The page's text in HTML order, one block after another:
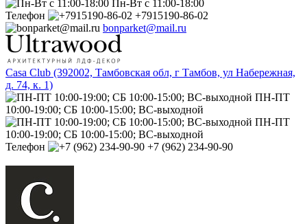
Пн-Вт с 11:00-18:00
Телефон
+7915190-86-02
bonparket@mail.ru
Casa Club (392002, Тамбовская обл, г Тамбов, ул Набережная,
д. 74, к. 1)
ПН-ПТ
10:00-19:00; СБ 10:00-15:00; ВС-выходной
ПН-ПТ
10:00-19:00; СБ 10:00-15:00; ВС-выходной
Телефон
+7 (962) 234-90-90